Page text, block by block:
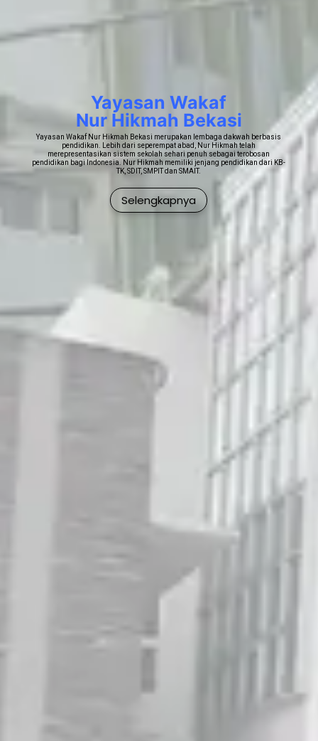
Yayasan Wakaf
Nur Hikmah Bekasi
Yayasan Wakaf Nur Hikmah Bekasi merupakan lembaga dakwah berbasis
pendidikan. Lebih dari seperempat abad, Nur Hikmah telah
merepresentasikan sistem sekolah sehari penuh sebagai terobosan
pendidikan bagi Indonesia. Nur Hikmah memiliki jenjang pendidikan dari KB-
TK, SDIT, SMPIT dan SMAIT.
Selengkapnya